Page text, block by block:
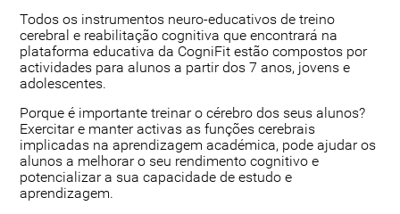
Todos os instrumentos neuro-educativos de treino
cerebral e reabilitação cognitiva que encontrará na
plataforma educativa da CogniFit estão compostos por
actividades para alunos a partir dos 7 anos, jovens e
adolescentes.
Porque é importante treinar o cérebro dos seus alunos?
Exercitar e manter activas as funções cerebrais
implicadas na aprendizagem académica, pode ajudar os
alunos a melhorar o seu rendimento cognitivo e
potencializar a sua capacidade de estudo e
aprendizagem.